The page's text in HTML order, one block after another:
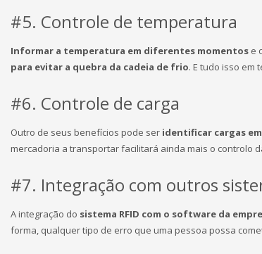
#5. Controle de temperatura
Informar a temperatura em diferentes momentos e
para evitar a quebra da cadeia de frio. E tudo isso em
#6. Controle de carga
Outro de seus benefícios pode ser identificar cargas
mercadoria a transportar facilitará ainda mais o controlo
#7. Integração com outros
A integração do sistema RFID com o software da
forma, qualquer tipo de erro que uma pessoa possa